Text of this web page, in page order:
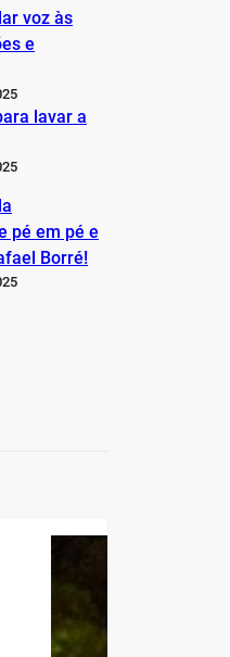
voz às
e
lavar a
pé em pé e
Borré!